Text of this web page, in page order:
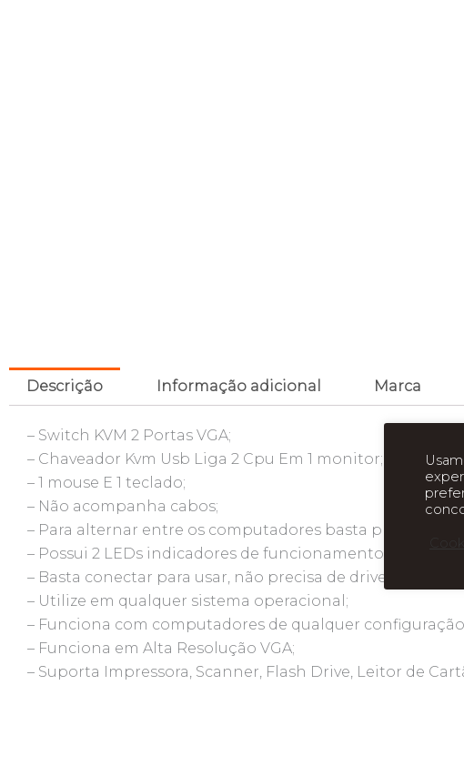
Descrição Informação adicional Marca
– Switch KVM 2 Portas VGA;
– Chaveador Kvm Usb Liga 2 Cpu Em 1 monitor;
– 1 mouse E 1 teclado;
– Não acompanha cabos;
– Para alternar entre os computadores basta pressionar
– Possui 2 LEDs indicadores de funcionamento;
– Basta conectar para usar, não precisa de drivers;
– Utilize em qualquer sistema operacional;
– Funciona com computadores de qualquer
– Funciona em Alta Resolução VGA;
– Suporta Impressora, Scanner, Flash Drive, Leitor de